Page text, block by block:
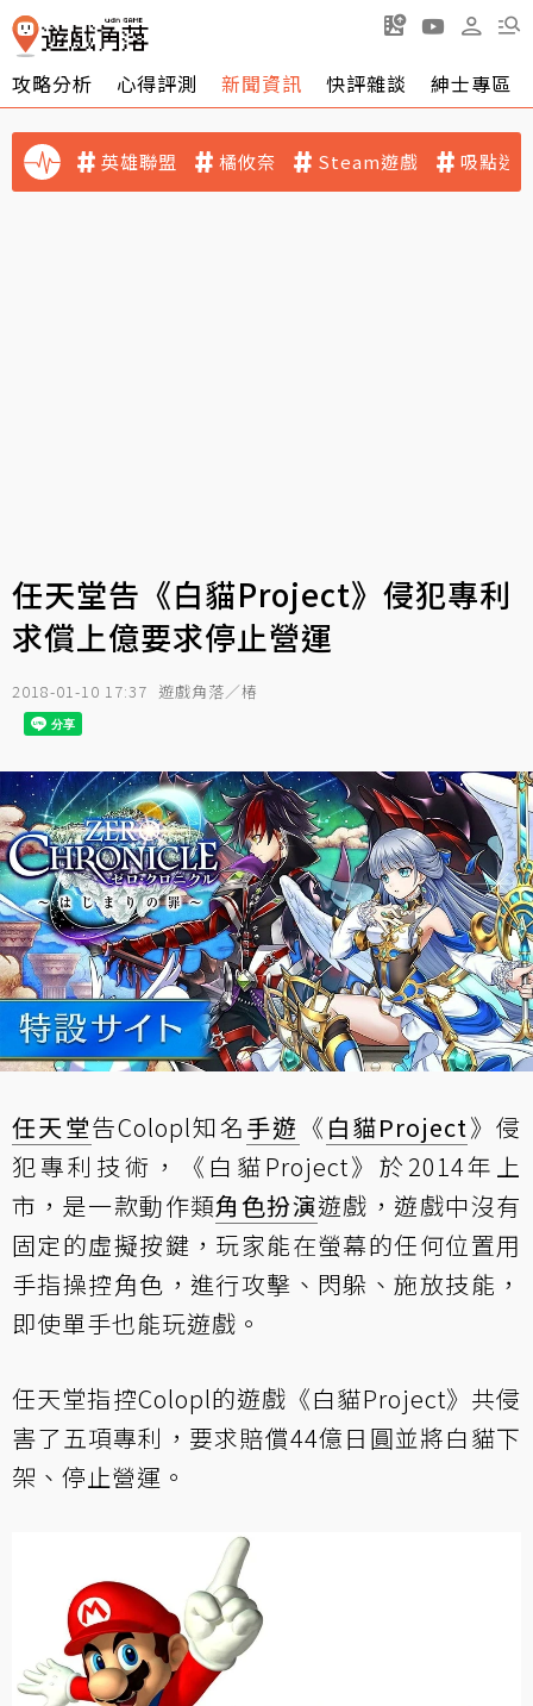
攻略分析 心得評測 新聞資訊 快評雜談 紳士專區
英雄聯盟 橘攸奈 Steam遊戲 吸點迷
任天堂告《白貓Project》侵犯專利
求償上億要求停止營運
2018-01-10 17:37 遊戲角落／椿
任天堂告Colopl知名手遊 《 白貓Project》侵
犯專利技術，《白貓Project》於2014年上
市，是一款動作類角色扮演遊戲，遊戲中沒有
固定的虛擬按鍵，玩家能在螢幕的任何位置用
手指操控角色，進行攻擊、閃躲、施放技能，
即使單手也能玩遊戲。
任天堂指控Colopl的遊戲《白貓Project》共侵
害了五項專利，要求賠償44億日圓並將白貓下
架、停止營運。